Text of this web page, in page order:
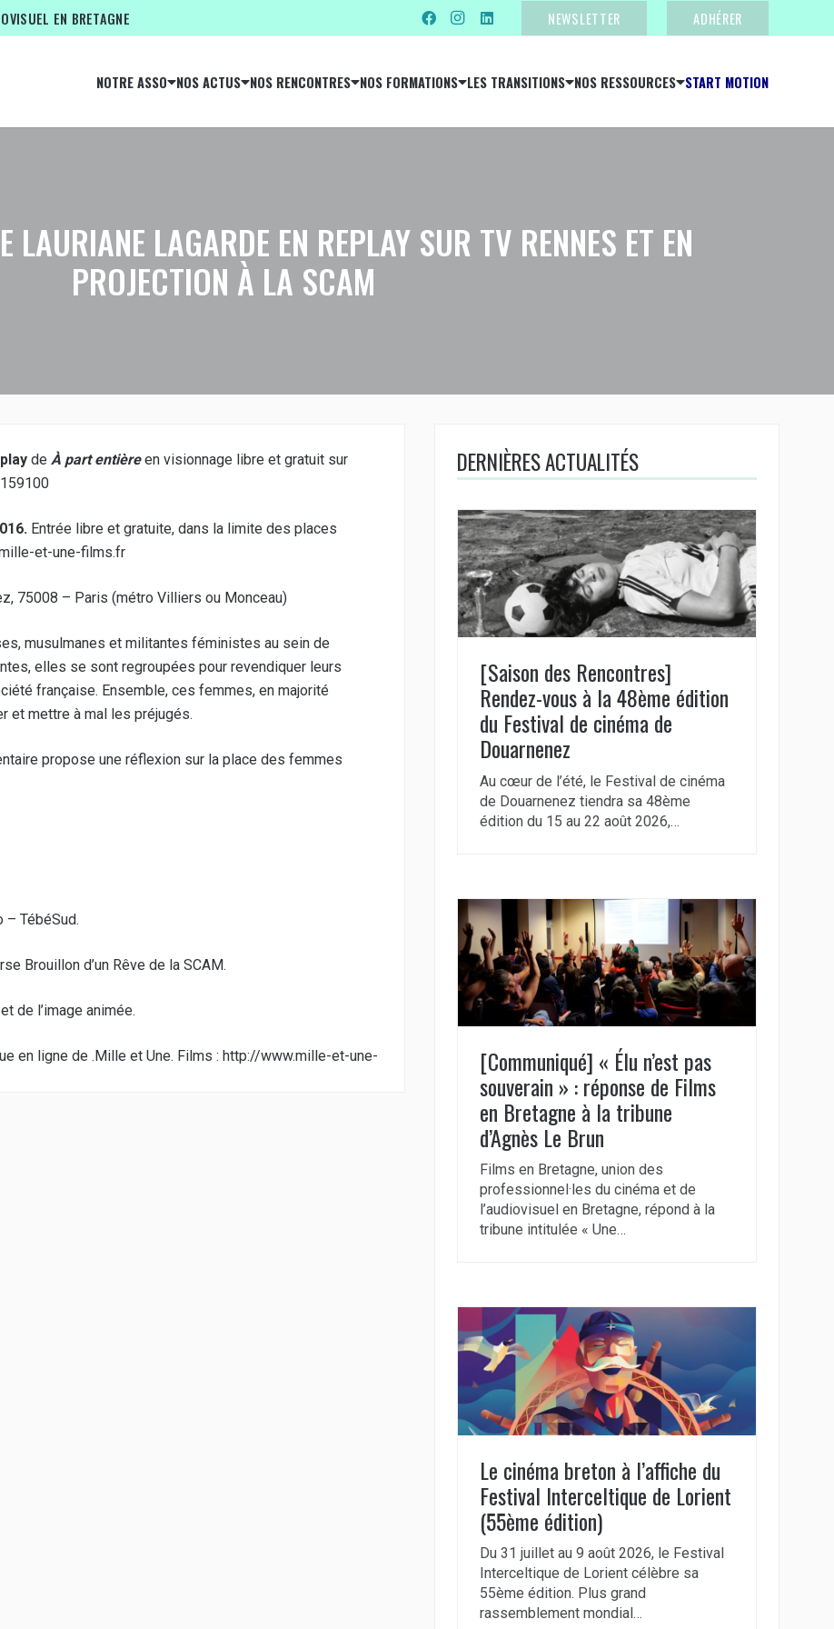
EN BRETAGNE NEWSLETTER ADHÉRER
NOTRE ASSO NOS ACTUS NOS RENCONTRES NOS FORMATIONS LES TRANSITIONS NOS RESSOURCES START MOTION
LAURIANE LAGARDE EN REPLAY SUR TV RENNES ET EN
PROJECTION À LA SCAM
de À part entièreen visionnage libre et gratuit sur
Entrée libre et gratuite, dans la limite des places
et-une-films.fr
75008 – Paris (métro Villiers ou Monceau)
musulmanes et militantes féministes au sein de
elles se sont regroupées pour revendiquer leurs
française. Ensemble, ces femmes, en majorité
et mettre à mal les préjugés.
propose une réflexion sur la place des femmes
– TébéSud.
Brouillon d’un Rêve de la SCAM.
de l’image animée.
en ligne de .Mille et Une. Films : http://www.mille-et-une-
DERNIÈRES ACTUALITÉS
[Saison des Rencontres]
Rendez-vous à la 48ème édition
du Festival de cinéma de
Douarnenez
Au cœur de l’été, le Festival de cinéma
de Douarnenez tiendra sa 48ème
édition du 15 au 22 août 2026,…
[Communiqué] « Élu n’est pas
souverain » : réponse de Films
en Bretagne à la tribune
d’Agnès Le Brun
Films en Bretagne, union des
professionnel·les du cinéma et de
l’audiovisuel en Bretagne, répond à la
tribune intitulée « Une…
Le cinéma breton à l’affiche du
Festival Interceltique de Lorient
(55ème édition)
Du 31 juillet au 9 août 2026, le Festival
Interceltique de Lorient célèbre sa
55ème édition. Plus grand
rassemblement mondial…